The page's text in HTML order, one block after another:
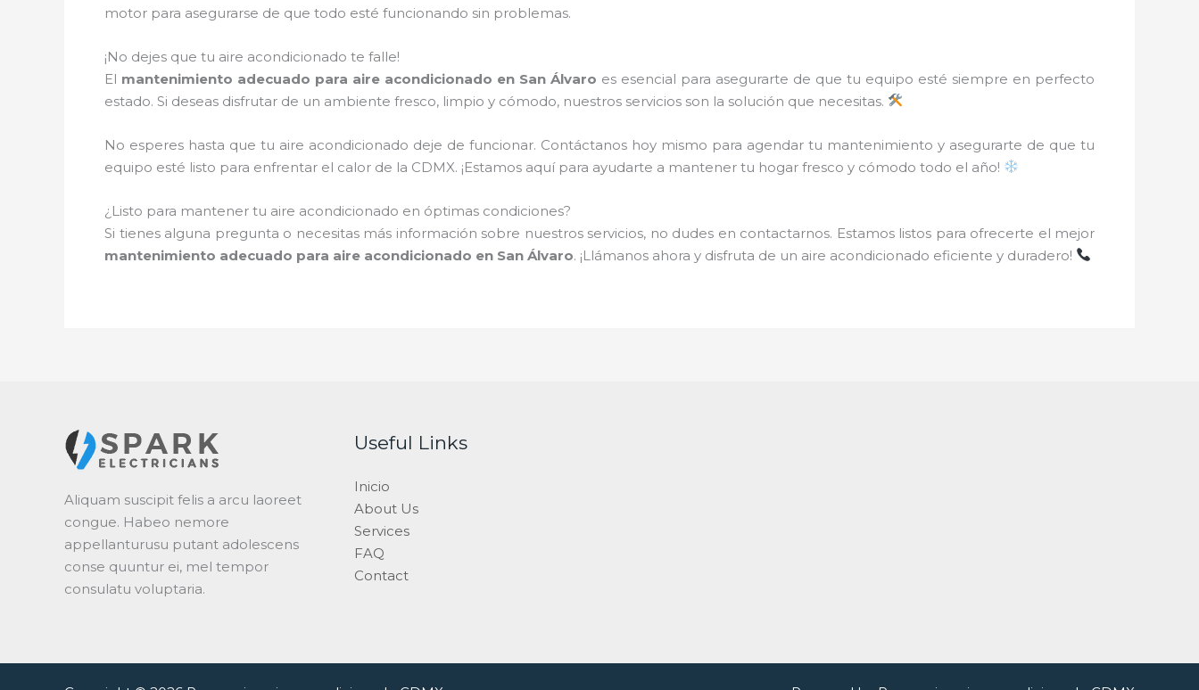
motor para asegurarse de que todo esté funcionando sin problemas.
¡No dejes que tu aire acondicionado te falle!
El mantenimiento adecuado para aire acondicionado en San Álvaro es esencial para asegurarte de que tu equipo esté siempre en perfecto
estado. Si deseas disfrutar de un ambiente fresco, limpio y cómodo, nuestros servicios son la solución que necesitas.
No esperes hasta que tu aire acondicionado deje de funcionar. Contáctanos hoy mismo para agendar tu mantenimiento y asegurarte de que tu
equipo esté listo para enfrentar el calor de la CDMX. ¡Estamos aquí para ayudarte a mantener tu hogar fresco y cómodo todo el año!
¿Listo para mantener tu aire acondicionado en óptimas condiciones?
Si tienes alguna pregunta o necesitas más información sobre nuestros servicios, no dudes en contactarnos. Estamos listos para ofrecerte el mejor
mantenimiento adecuado para aire acondicionado en San Álvaro. ¡Llámanos ahora y disfruta de un aire acondicionado eficiente y duradero!
Aliquam suscipit felis a arcu laoreet
congue. Habeo nemore
appellanturusu putant adolescens
conse quuntur ei, mel tempor
consulatu voluptaria.
Useful Links
Inicio
About Us
Services
FAQ
Contact